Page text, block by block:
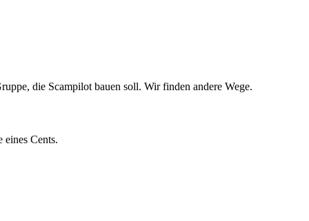
die Scampilot bauen soll. Wir finden andere Wege.
Cents.